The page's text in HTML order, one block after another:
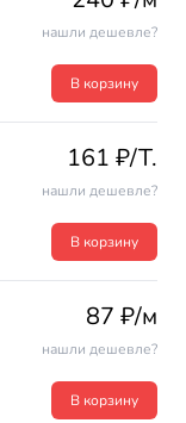
нашли дешевле?
В корзину
161 ₽/T.
нашли дешевле?
В корзину
87 ₽/м
нашли дешевле?
В корзину